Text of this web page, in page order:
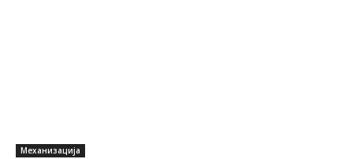
Механизација